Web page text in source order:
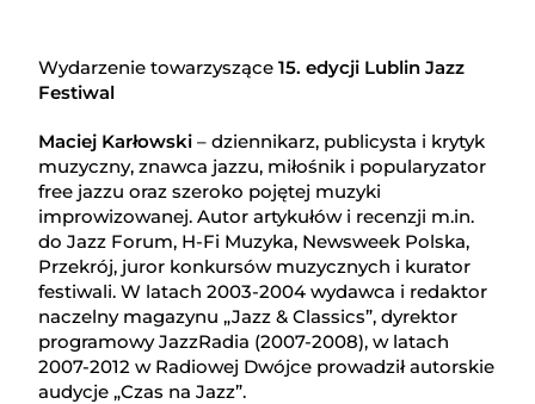
Wydarzenie towarzyszące15. edycji Lublin Jazz
Festiwal
Maciej Karłowski – dziennikarz, publicysta i krytyk
muzyczny, znawca jazzu, miłośnik i popularyzator
free jazzu oraz szeroko pojętej muzyki
improwizowanej. Autor artykułów i recenzji m.in.
do Jazz Forum, H-Fi Muzyka, Newsweek Polska,
Przekrój, juror konkursów muzycznych i kurator
festiwali. W latach 2003-2004 wydawca i redaktor
naczelny magazynu „Jazz & Classics”, dyrektor
programowy JazzRadia (2007-2008), w latach
2007-2012 w Radiowej Dwójce prowadził autorskie
audycje „Czas na Jazz”.